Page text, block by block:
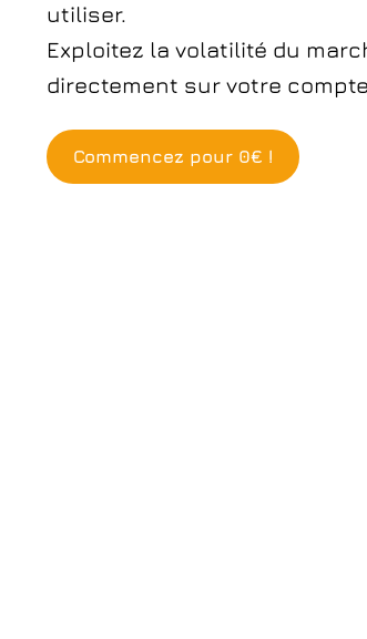
utiliser.
Exploitez la volatilité du
directement sur votre
Commencez pour 0€ !